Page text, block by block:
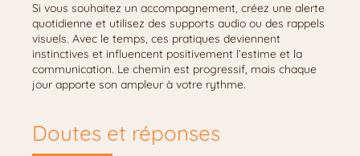
Si vous souhaitez un accompagnement, créez une alerte
quotidienne et utilisez des supports audio ou des rappels
visuels. Avec le temps, ces pratiques deviennent
instinctives et influencent positivement l’estime et la
communication. Le chemin est progressif, mais chaque
jour apporte son ampleur à votre rythme.
Doutes et réponses